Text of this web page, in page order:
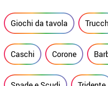
Giochi da tavola
Caschi Corone